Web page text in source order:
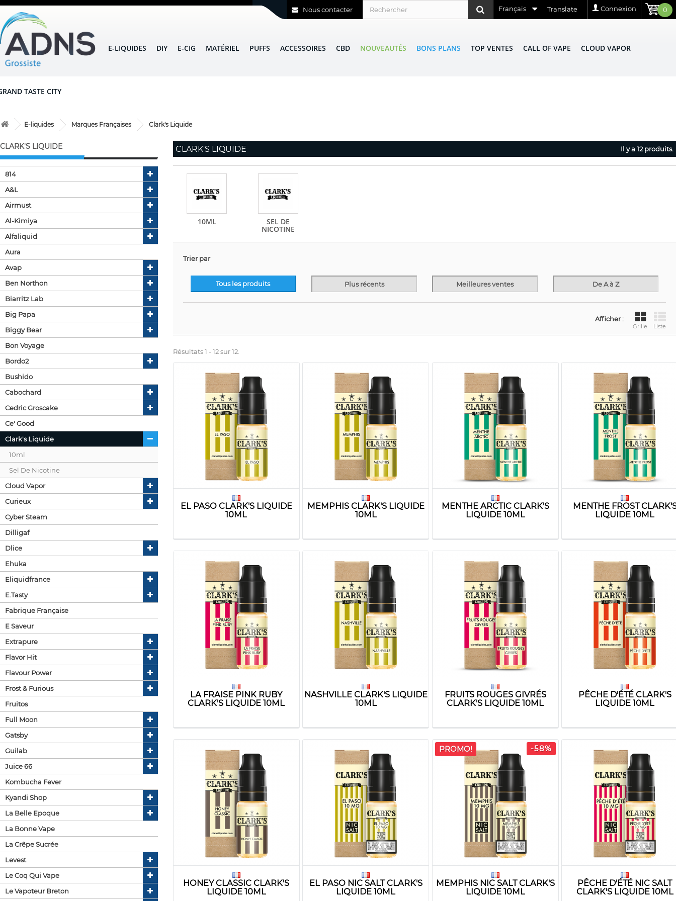
0
Connexion
Translate
Français
Nous contacter
E-LIQUIDES DIY E-CIG MATÉRIEL PUFFS ACCESSOIRES CBD NOUVEAUTÉS BONS PLANS TOP VENTES CALL OF VAPE CLOUD VAPOR
TASTE CITY
E-liquides Marques Françaises Clark's Liquide
CLARK'S LIQUIDE
814
A&l
Airmust
Al-Kimiya
Alfaliquid
Aura
Avap
Ben Northon
Biarritz Lab
Big Papa
Biggy Bear
Bon Voyage
Bordo2
Bushido
Cabochard
Cedric Groscake
Ce' Good
Clark's Liquide
10ml
Sel De Nicotine
Cloud Vapor
Curieux
Cyber Steam
Dilligaf
Dlice
Ehuka
Eliquidfrance
E.tasty
Fabrique Française
E Saveur
Extrapure
Flavor Hit
Flavour Power
Frost & Furious
Fruitos
Full Moon
Gatsby
Guilab
Juice 66
Kombucha Fever
Kyandi Shop
La Belle Epoque
La Bonne Vape
La Crêpe Sucrée
Levest
Le Coq Qui Vape
Le Vapoteur Breton
CLARK'S LIQUIDE Il y a 12 produits.
10ML SEL DE
NICOTINE
Trier par
Tous les produits Plus récents Meilleures ventes De A à Z
Afficher :
Grille Liste
Résultats 1 - 12 sur 12.
EL PASO CLARK'S LIQUIDE
10ML
MEMPHIS CLARK'S LIQUIDE
10ML
MENTHE ARCTIC CLARK'S
LIQUIDE 10ML
MENTHE FROST
LIQUIDE 10ML
LA FRAISE PINK RUBY
CLARK'S LIQUIDE 10ML
NASHVILLE CLARK'S LIQUIDE
10ML
FRUITS ROUGES GIVRÉS
CLARK'S LIQUIDE 10ML
PÊCHE D'ÉTÉ CLARK'S
LIQUIDE 10ML
HONEY CLASSIC CLARK'S
LIQUIDE 10ML
EL PASO NIC SALT CLARK'S
LIQUIDE 10ML
PROMO! -58%
MEMPHIS NIC SALT CLARK'S
LIQUIDE 10ML
PÊCHE D'ÉTÉ NIC SALT
CLARK'S LIQUIDE 10ML